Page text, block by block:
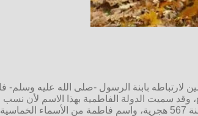
لارتباطه بابنة الرسول -صلى الله عليه
الدولة الفاطمية بهذا الاسم لأن نسب